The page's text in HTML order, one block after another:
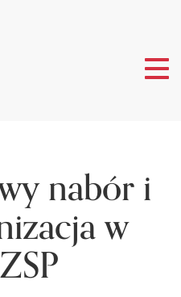
nabór i
w